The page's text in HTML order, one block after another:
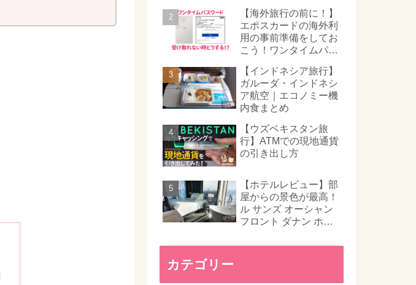
【海外旅行の前に！】
エポスカードの海外利
用の事前準備をしてお
こう！ワンタイムパス
【インドネシア旅行】
ガルーダ・インドネシ
ア航空｜エコノミー機
内食まとめ
【ウズベキスタン旅
行】ATMでの現地通貨
の引き出し方
【ホテルレビュー】部
屋からの景色が最高！
ル サンズ オーシャン
フロント ダナン ホテ
Oceanfront Danang
カテゴリー